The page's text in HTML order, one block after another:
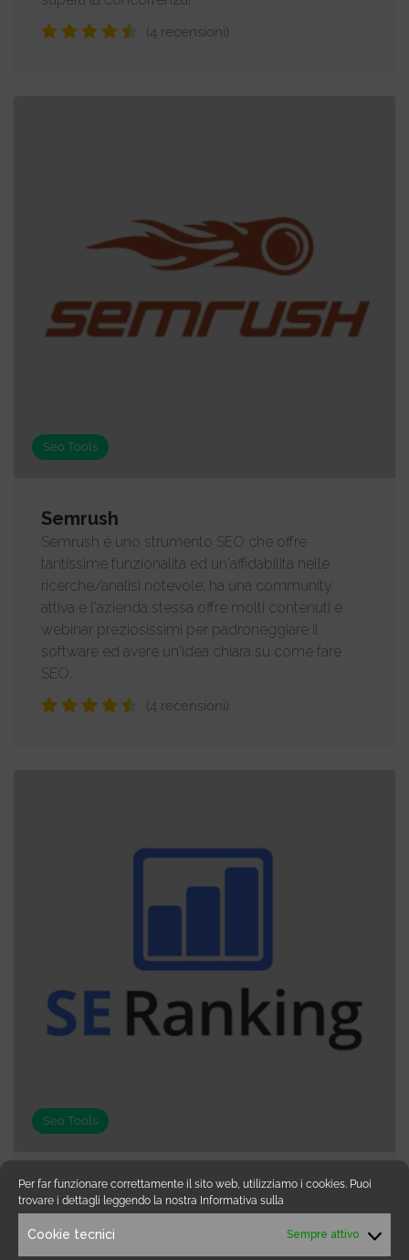
Per far funzionare correttamente il sito web, utilizziamo i cookies. Puoi
trovare i dettagli leggendo la nostra Informativa sulla
Cookie tecnici Sempre attivo
(4 recensioni)
Seo Tools
Semrush
Semrush è uno strumento SEO che offre
tantissime funzionalità ed un'affidabilità nelle
ricerche/analisi notevole; ha una community
attiva e l'azienda stessa offre molti contenuti e
webinar preziosissimi per padroneggiare il
software ed avere un'idea chiara su come fare
SEO.
(4 recensioni)
Seo Tools
Se Ranking
Seranking è una piattaforma di marketing SEO e
web-based completa basata su cloud ed